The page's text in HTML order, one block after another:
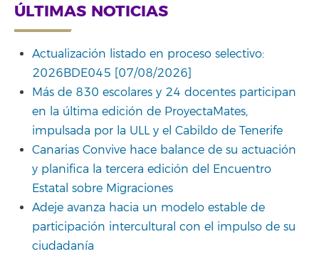
ÚLTIMAS NOTICIAS
Actualización listado en proceso selectivo:
2026BDE045 [07/08/2026]
Más de 830 escolares y 24 docentes participan
en la última edición de ProyectaMates,
impulsada por la ULL y el Cabildo de Tenerife
Canarias Convive hace balance de su actuación
y planifica la tercera edición del Encuentro
Estatal sobre Migraciones
Adeje avanza hacia un modelo estable de
participación intercultural con el impulso de su
ciudadanía